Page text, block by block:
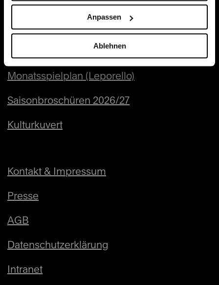
Anpassen
Ablehnen
Zentrale 031 329 51 11
kasse@buehnenbern.ch
Newsletter abonnieren
Monatsspielplan (Leporello)
Saisonbroschüren 2026/27
Kulturkuvert
Kontakt & Impressum
Presse
AGB
Datenschutzerklärung
Intranet